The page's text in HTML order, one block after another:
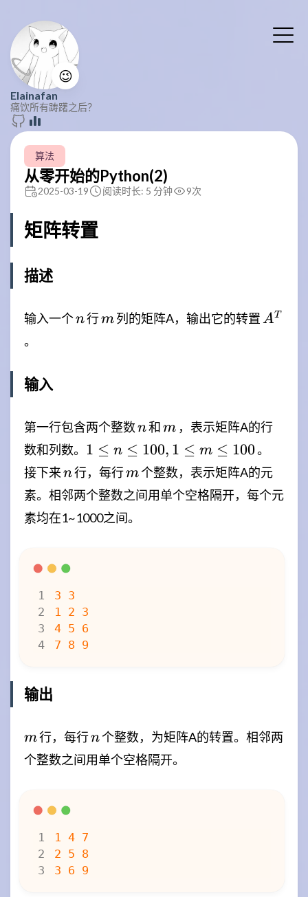
😉
Elainafan
痛饮所有踌躇之后？
算法
从零开始的Python(2)
2025-03-19 阅读时长: 5 分钟 9次
矩阵转置
描述
输入一个n
n行m
m列的矩阵A，输出它的转置 A^T
AT
。
输入
第一行包含两个整数n
n和m
m ，表示矩阵A的行
数和列数。 1
\leq
n
\leq
100,1
1 ≤ n ≤ 100, 1 ≤ m ≤ 100。
接下来n
n行，每行m
m个整数，表示矩阵A的元
素。相邻两个整数之间用单个空格隔开，每个元
素均在1~1000之间。
4
输出
m
m行，每行n
n个整数，为矩阵A的转置。相邻两
个整数之间用单个空格隔开。
2 5 8